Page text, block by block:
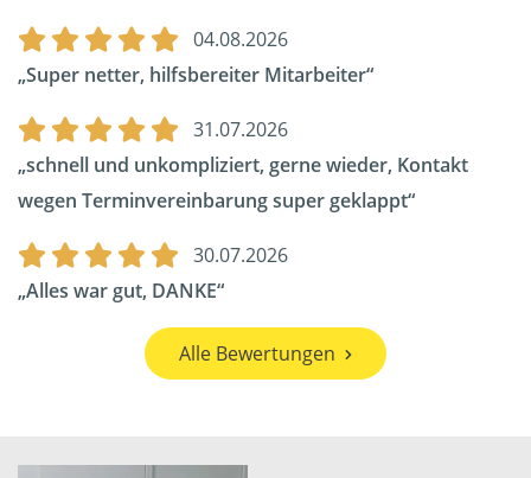
04.08.2026
Super netter, hilfsbereiter Mitarbeiter
31.07.2026
schnell und unkompliziert, gerne wieder, Kontakt
wegen Terminvereinbarung super geklappt
30.07.2026
Alles war gut, DANKE
Alle Bewertungen